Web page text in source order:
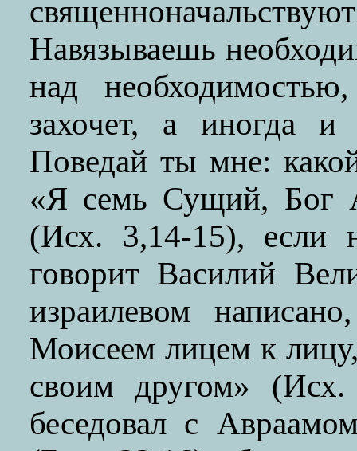
Навязываешь
над
захочет, а иногда и
Поведай ты мне:
«Я семь Сущий, Бог
(Исх. 3,14-15),
говорит Василий
израилевом
Моисеем лицем к
своим другом»
беседовал с